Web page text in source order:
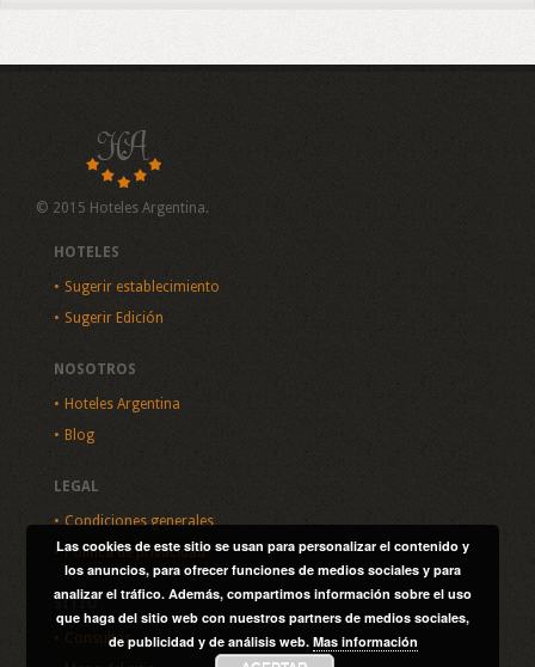
© 2015 Hoteles Argentina.
HOTELES
Sugerir establecimiento
Sugerir Edición
NOSOTROS
Hoteles Argentina
Blog
LEGAL
Condiciones generales
Política de privacidad
SITIO
Consultas
Las cookies de este sitio se usan para personalizar el contenido y
los anuncios, para ofrecer funciones de medios sociales y para
analizar el tráfico. Además, compartimos información sobre el uso
que haga del sitio web con nuestros partners de medios sociales,
de publicidad y de análisis web. Mas información